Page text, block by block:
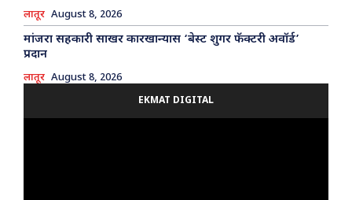
लातूर August 8, 2026
मांजरा सहकारी साखर कारखान्यास ‘बेस्ट शुगर फॅक्टरी अवॉर्ड’
प्रदान
लातूर August 8, 2026
EKMAT DIGITAL